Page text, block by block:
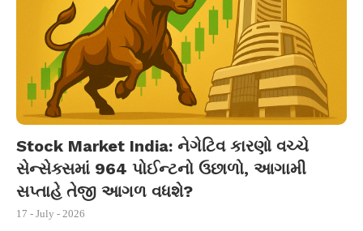
Stock Market India: નેગેટિવ કારણો વચ્ચે
સેન્સેક્સમાં 964 પોઈન્ટનો ઉછાળો, આગામી
સપ્તાહે તેજી આગળ વધશે?
17 - July - 2026